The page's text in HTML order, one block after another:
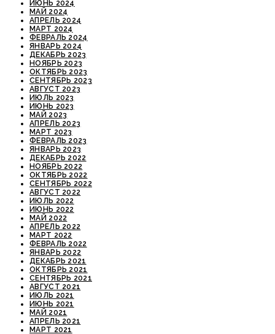
ИЮНЬ 2024
МАЙ 2024
АПРЕЛЬ 2024
МАРТ 2024
ФЕВРАЛЬ 2024
ЯНВАРЬ 2024
ДЕКАБРЬ 2023
НОЯБРЬ 2023
ОКТЯБРЬ 2023
СЕНТЯБРЬ 2023
АВГУСТ 2023
ИЮЛЬ 2023
ИЮНЬ 2023
МАЙ 2023
АПРЕЛЬ 2023
МАРТ 2023
ФЕВРАЛЬ 2023
ЯНВАРЬ 2023
ДЕКАБРЬ 2022
НОЯБРЬ 2022
ОКТЯБРЬ 2022
СЕНТЯБРЬ 2022
АВГУСТ 2022
ИЮЛЬ 2022
ИЮНЬ 2022
МАЙ 2022
АПРЕЛЬ 2022
МАРТ 2022
ФЕВРАЛЬ 2022
ЯНВАРЬ 2022
ДЕКАБРЬ 2021
ОКТЯБРЬ 2021
СЕНТЯБРЬ 2021
АВГУСТ 2021
ИЮЛЬ 2021
ИЮНЬ 2021
МАЙ 2021
АПРЕЛЬ 2021
МАРТ 2021